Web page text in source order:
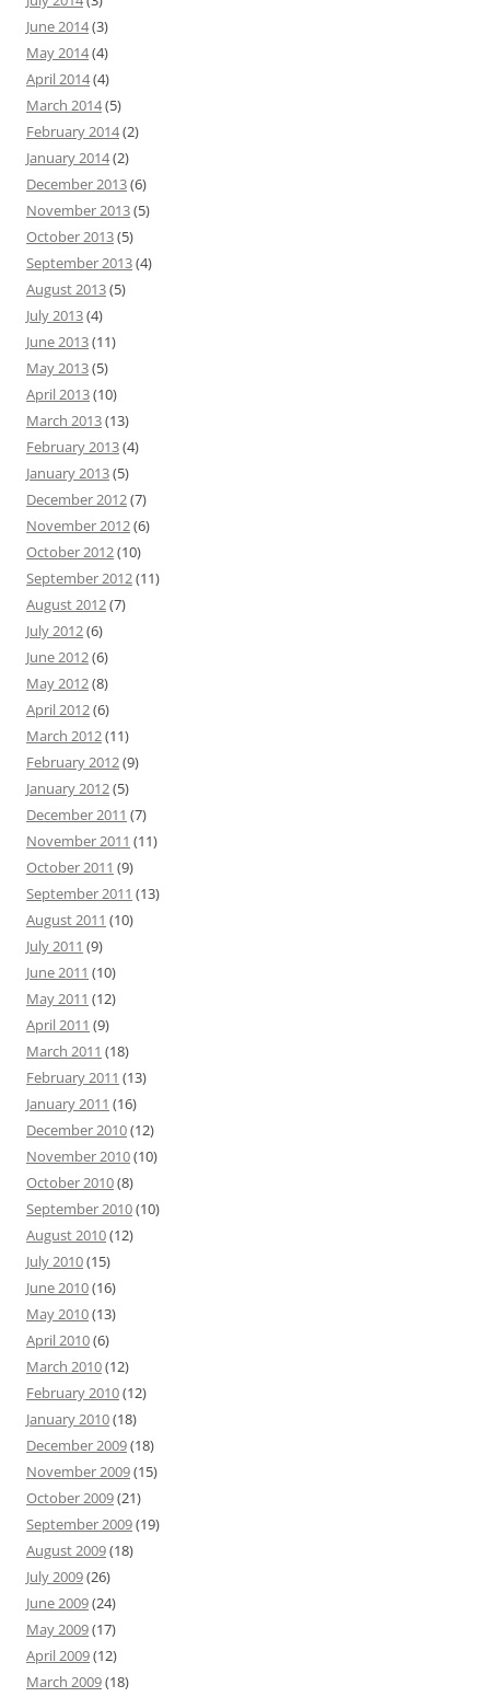
June 2014(3)
May 2014(4)
April 2014(4)
March 2014(5)
February 2014(2)
January 2014(2)
December 2013(6)
November 2013(5)
October 2013(5)
September 2013(4)
August 2013(5)
July 2013(4)
June 2013(11)
May 2013(5)
April 2013(10)
March 2013(13)
February 2013(4)
January 2013(5)
December 2012(7)
November 2012(6)
October 2012(10)
September 2012(11)
August 2012(7)
July 2012(6)
June 2012(6)
May 2012(8)
April 2012(6)
March 2012(11)
February 2012(9)
January 2012(5)
December 2011 (7)
November 2011 (11)
October 2011 (9)
September 2011 (13)
August 2011 (10)
July 2011 (9)
June 2011 (10)
May 2011 (12)
April 2011 (9)
March 2011 (18)
February 2011 (13)
January 2011 (16)
December 2010(12)
November 2010(10)
October 2010(8)
September 2010(10)
August 2010(12)
July 2010(15)
June 2010(16)
May 2010(13)
April 2010(6)
March 2010(12)
February 2010(12)
January 2010(18)
December 2009(18)
November 2009(15)
October 2009(21)
September 2009(19)
August 2009(18)
July 2009(26)
June 2009(24)
May 2009(17)
April 2009(12)
March 2009(18)